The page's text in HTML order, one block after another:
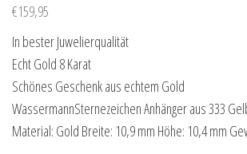
€159,95
In bester Juwelierqualität
Echt Gold 8 Karat
Schönes Geschenk aus echtem Gold
WassermannSternezeichen Anhänger aus 333
Material: Gold Breite: 10,9 mm Höhe: 10,4 mm